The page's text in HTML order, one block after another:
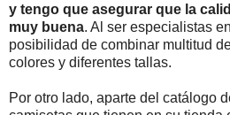
y tengo que asegurar que la
muy buena. Al ser especialistas
posibilidad de combinar multitud
colores y diferentes tallas.
Por otro lado, aparte del catálogo